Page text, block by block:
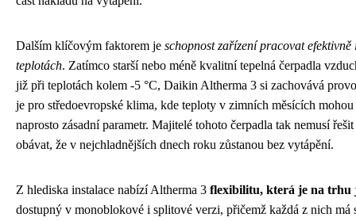
Dalším klíčovým faktorem je schopnost zařízení pracovat
teplotách. Zatímco starší nebo méně kvalitní tepelná čerpadla
již při teplotách kolem -5 °C, Daikin Altherma 3 si zachovává
je pro středoevropské klima, kde teploty v zimních měsících
naprosto zásadní parametr. Majitelé tohoto čerpadla tak nemusí
obávat, že v nejchladnějších dnech roku zůstanou bez vytápění.
Z hlediska instalace nabízí Altherma 3 flexibilitu, která je na trhu
dostupný v monoblokové i splitové verzi, přičemž každá z nich má